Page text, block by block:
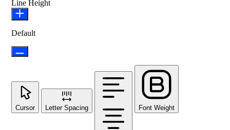
Line Height
Default
Cursor Letter Spacing Font Weight